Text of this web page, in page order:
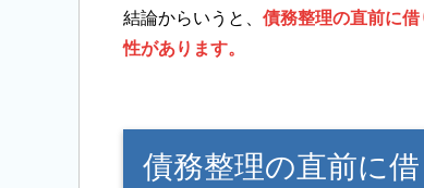
結論からいうと、 債務整理の直前に
性があります。
債務整理の直前に